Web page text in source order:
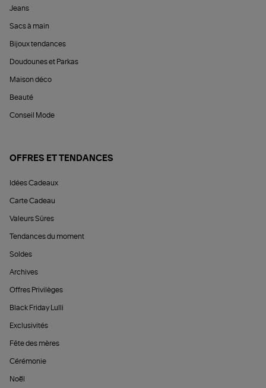
Jeans
Sacs à main
Bijoux tendances
Doudounes et Parkas
Maison déco
Beauté
Conseil Mode
OFFRES ET TENDANCES
Idées Cadeaux
Carte Cadeau
Valeurs Sûres
Tendances du moment
Soldes
Archives
Offres Privilèges
Black Friday Lulli
Exclusivités
Fête des mères
Cérémonie
Noël